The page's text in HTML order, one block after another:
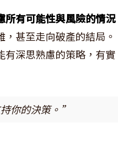
所有可能性與風險的情況
甚至走向破產的結局。
有深思熟慮的策略，有實
你的決策。”